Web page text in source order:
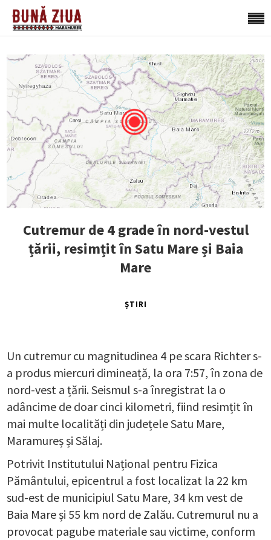
Cutremur de 4 grade în nord-vestul
țării, resimțit în Satu Mare și Baia
Mare
ȘTIRI
Un cutremur cu magnitudinea 4 pe scara Richter s-
a produs miercuri dimineață, la ora 7:57, în zona de
nord-vest a țării. Seismul s-a înregistrat la o
adâncime de doar cinci kilometri, fiind resimțit în
mai multe localități din județele Satu Mare,
Maramureș și Sălaj.
Potrivit Institutului Național pentru Fizica
Pământului, epicentrul a fost localizat la 22 km
sud-est de municipiul Satu Mare, 34 km vest de
Baia Mare și 55 km nord de Zalău. Cutremurul nu a
provocat pagube materiale sau victime, conform